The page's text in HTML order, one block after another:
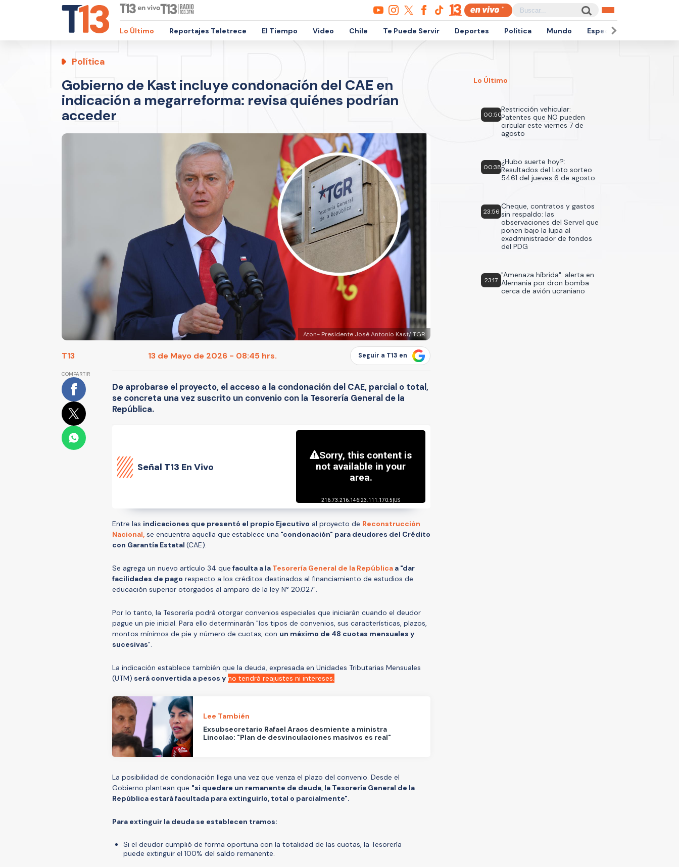
Lo Último Reportajes Teletrece El Tiempo Video Chile Te Puede Servir Deportes Política Mundo Espectáculos
Política
Gobierno de Kast incluye condonación del CAE en
indicación a megarreforma: revisa quiénes podrían
acceder
Aton- Presidente José Antonio Kast/ TGR
T13 13 de Mayo de 2026 - 08:45 hrs. Seguir a T13 en
COMPARTIR
De aprobarse el proyecto, el acceso a la condonación del CAE, parcial o total,
se concreta una vez suscrito un convenio con la Tesorería General de la
República.
Señal T13 En Vivo
Entre las indicaciones que presentó el propio Ejecutivo al proyecto de Reconstrucción
Nacional, se encuentra aquella que establece una "condonación" para deudores del Crédito
con Garantía Estatal (CAE).
Se agrega un nuevo artículo 34 que faculta a la Tesorería General de la República a "dar
facilidades de pago respecto a los créditos destinados al financiamiento de estudios de
educación superior otorgados al amparo de la ley N° 20.027".
Por lo tanto, la Tesorería podrá otorgar convenios especiales que iniciarán cuando el deudor
pague un pie inicial. Para ello determinarán "los tipos de convenios, sus características, plazos,
montos mínimos de pie y número de cuotas, con un máximo de 48 cuotas mensuales y
sucesivas".
La indicación establece también que la deuda, expresada en Unidades Tributarias Mensuales
(UTM) será convertida a pesos y no tendrá reajustes ni intereses.
Lee También
Exsubsecretario Rafael Araos desmiente a ministra
Lincolao: "Plan de desvinculaciones masivos es real"
La posibilidad de condonación llega una vez que venza el plazo del convenio. Desde el
Gobierno plantean que "si quedare un remanente de deuda, la Tesorería General de la
República estará facultada para extinguirlo, total o parcialmente".
Para extinguir la deuda se establecen tramos:
Si el deudor cumplió de forma oportuna con la totalidad de las cuotas, la Tesorería
puede extinguir el 100% del saldo remanente.
Lo Último
00:50
Restricción vehicular:
Patentes que NO pueden
circular este viernes 7 de
agosto
00:38
¿Hubo suerte hoy?:
Resultados del Loto sorteo
5461 del jueves 6 de agosto
23:56
Cheque, contratos y gastos
sin respaldo: las
observaciones del Servel que
ponen bajo la lupa al
exadministrador de fondos
del PDG
23:17
"Amenaza híbrida": alerta en
Alemania por dron bomba
cerca de avión ucraniano